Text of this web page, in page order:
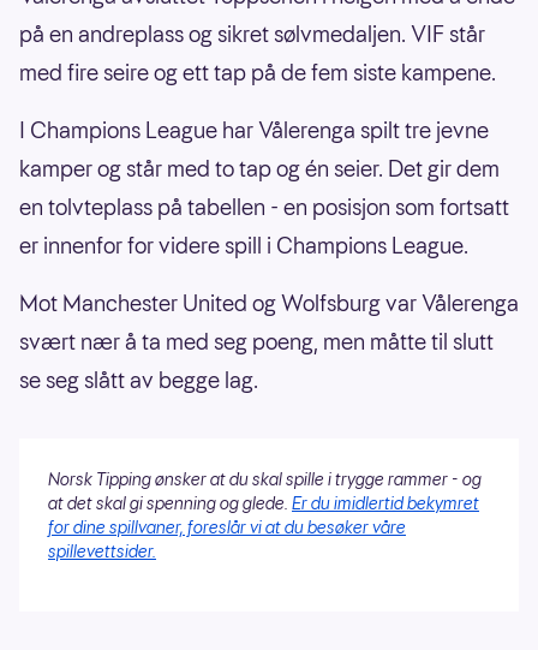
på en andreplass og sikret sølvmedaljen. VIF står
med fire seire og ett tap på de fem siste kampene.
I Champions League har Vålerenga spilt tre jevne
kamper og står med to tap og én seier. Det gir dem
en tolvteplass på tabellen - en posisjon som fortsatt
er innenfor for videre spill i Champions League.
Mot Manchester United og Wolfsburg var Vålerenga
svært nær å ta med seg poeng, men måtte til slutt
se seg slått av begge lag.
Norsk Tipping ønsker at du skal spille i trygge rammer - og
at det skal gi spenning og glede. Er du imidlertid bekymret
for dine spillvaner, foreslår vi at du besøker våre
spillevettsider.